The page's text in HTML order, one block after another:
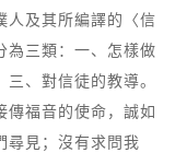
人及其所編譯的〈信
為三類：一、怎樣做
、對信徒的教導。
傳福音的使命，誠如
尋見；沒有求問我